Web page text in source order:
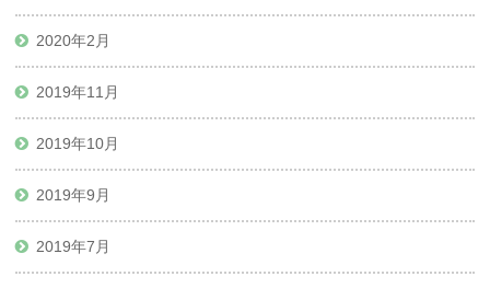
2020年2月
2019年11月
2019年10月
2019年9月
2019年7月